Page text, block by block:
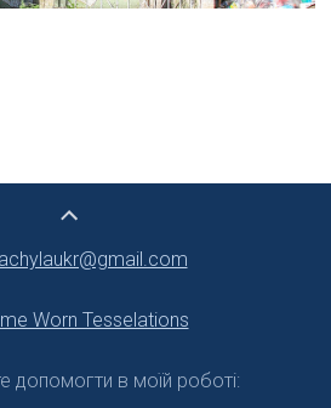
Worn Tesselations
допомогти в моїй роботі: